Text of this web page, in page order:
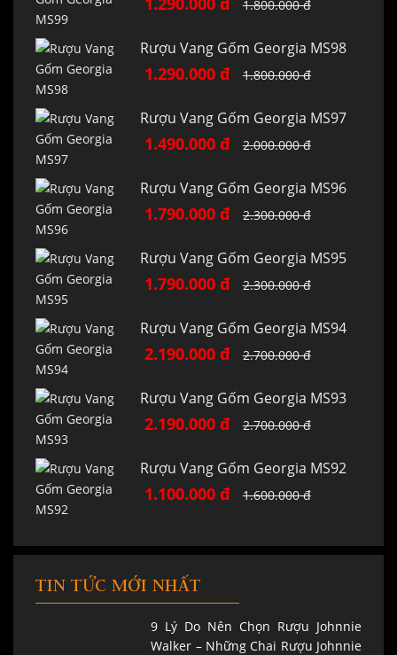
1.800.000 đ
Rượu Vang Gốm Georgia MS98
1.290.000 đ 1.800.000 đ
Rượu Vang Gốm Georgia MS97
1.490.000 đ 2.000.000 đ
Rượu Vang Gốm Georgia MS96
1.790.000 đ 2.300.000 đ
Rượu Vang Gốm Georgia MS95
1.790.000 đ 2.300.000 đ
Rượu Vang Gốm Georgia MS94
2.190.000 đ 2.700.000 đ
Rượu Vang Gốm Georgia MS93
2.190.000 đ 2.700.000 đ
Rượu Vang Gốm Georgia MS92
1.100.000 đ 1.600.000 đ
TIN TỨC MỚI NHẤT
9 Lý Do Nên Chọn Rượu Johnnie
Walker – Những Chai Rượu Johnnie